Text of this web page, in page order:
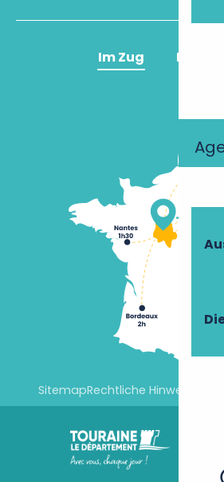
Im Zug Im
SitemapRechtliche Hinweise